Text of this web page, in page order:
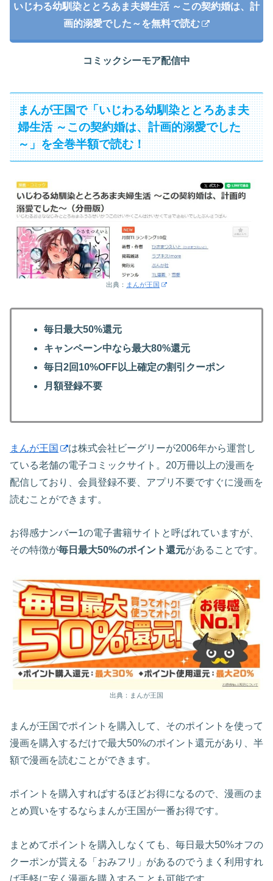
いじわる幼馴染ととろあま夫婦生活 ～この契約婚は、計
画的溺愛でした～を無料で読む
コミックシーモア配信中
まんが王国で「いじわる幼馴染ととろあま夫
婦生活 ～この契約婚は、計画的溺愛でした
～」を全巻半額で読む！
出典： まんが王国
毎日最大50%還元
キャンペーン中なら最大80%還元
毎日2回10%OFF以上確定の割引クーポン
月額登録不要
まんが王国
は株式会社ビーグリーが2006年から運営し
ている老舗の電子コミックサイト。20万冊以上の漫画を
配信しており、会員登録不要、アプリ不要ですぐに漫画を
読むことができます。
お得感ナンバー1の電子書籍サイトと呼ばれていますが、
その特徴が毎日最大50%のポイント還元があることです。
出典：まんが王国
まんが王国でポイントを購入して、そのポイントを使って
漫画を購入するだけで最大50%のポイント還元があり、半
額で漫画を読むことができます。
ポイントを購入すればするほどお得になるので、漫画のま
とめ買いをするならまんが王国が一番お得です。
まとめてポイントを購入しなくても、毎日最大50%オフの
クーポンが貰える「おみフリ」があるのでうまく利用すれ
ば手軽に安く漫画を購入することも可能です。